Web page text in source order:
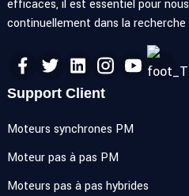
efficaces, il est essentiel pour
continuellement dans la
Support Client
Moteurs synchrones PM
Moteur pas à pas PM
Moteurs pas à pas hybrides